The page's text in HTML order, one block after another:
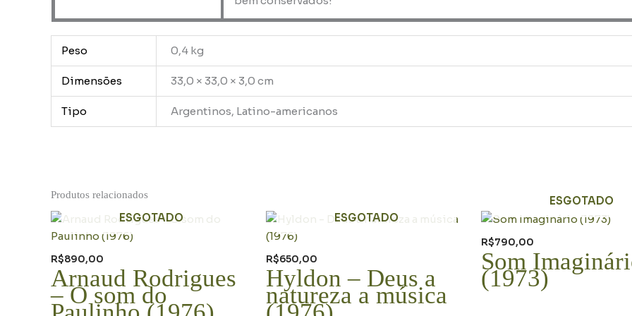
Peso 0,4 kg
Dimensões 33,0 × 33,0 × 3,0 cm
Tipo Argentinos, Latino-americanos
Produtos relacionados
ESGOTADO
R$890,00
Arnaud Rodrigues
– O som do
ESGOTADO
R$650,00
Hyldon – Deus a
natureza a música
ESGOTADO
R$790,00
Som
(1973)